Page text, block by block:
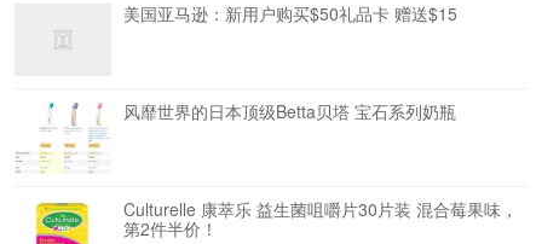
美国亚马逊：新用户购买$50礼品卡 赠送$15
风靡世界的日本顶级Betta贝塔 宝石系列奶瓶
Culturelle 康萃乐 益生菌咀嚼片30片装 混合莓果味，
第2件半价！